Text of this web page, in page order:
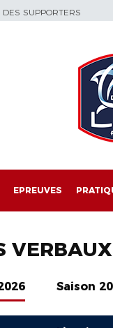
DES SUPPORTERS
EPREUVES
VERBAUX
Saison